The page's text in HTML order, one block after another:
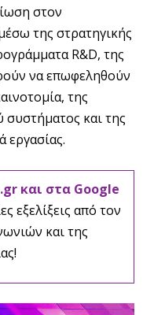
στον
της στρατηγικής
R&D, της
να επωφεληθούν
της
συστήματος και της
εργασίας.
και στα Google
εξελίξεις από τον
και της